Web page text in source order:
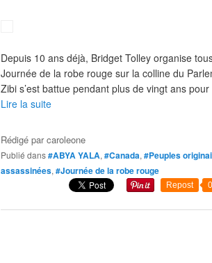
Depuis 10 ans déjà, Bridget Tolley organise
Journée de la robe rouge sur la colline du
Zibi s’est battue pendant plus de vingt ans
Lire la suite
Rédigé parcaroleone
Publié dans#ABYA YALA, #Canada, #Peuples
assassinées, #Journée de la robe rouge
Repost 0